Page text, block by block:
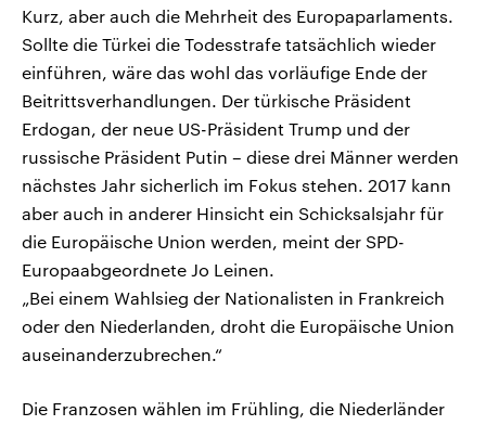
Kurz, aber auch die Mehrheit des Europaparlaments.
Sollte die Türkei die Todesstrafe tatsächlich wieder
einführen, wäre das wohl das vorläufige Ende der
Beitrittsverhandlungen. Der türkische Präsident
Erdogan, der neue US-Präsident Trump und der
russische Präsident Putin – diese drei Männer werden
nächstes Jahr sicherlich im Fokus stehen. 2017 kann
aber auch in anderer Hinsicht ein Schicksalsjahr für
die Europäische Union werden, meint der SPD-
Europaabgeordnete Jo Leinen.
„Bei einem Wahlsieg der Nationalisten in Frankreich
oder den Niederlanden, droht die Europäische Union
auseinanderzubrechen.“
Die Franzosen wählen im Frühling, die Niederländer